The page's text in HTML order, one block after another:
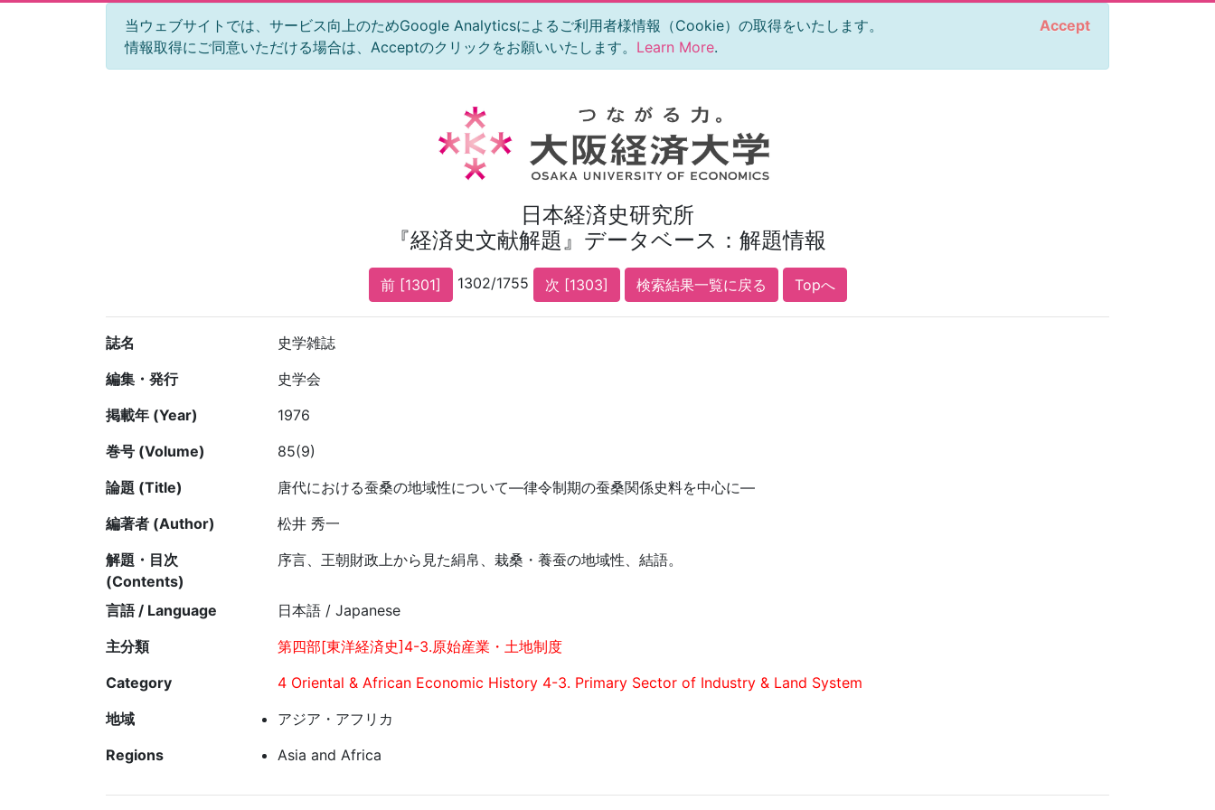
当ウェブサイトでは、サービス向上のためGoogle Analyticsによるご利用者様情報（Cookie）の取得をいたします。
情報取得にご同意いただける場合は、Acceptのクリックをお願いいたします。 Learn More.
Accept
日本経済史研究所
『経済史文献解題』データベース：解題情報
前 [1301] 1302/1755 次 [1303] 検索結果一覧に戻る Topへ
誌名
史学雑誌
編集・発行
史学会
掲載年 (Year)
1976
巻号 (Volume)
85(9)
論題 (Title)
唐代における蚕桑の地域性について—律令制期の蚕桑関係史料を中心に—
編著者 (Author)
松井 秀一
解題・目次
(Contents)
序言、王朝財政上から見た絹帛、栽桑・養蚕の地域性、結語。
言語 / Language
日本語 / Japanese
主分類
第四部[東洋経済史]4-3.原始産業・土地制度
Category
4 Oriental & African Economic History 4-3. Primary Sector of Industry & Land System
地域
アジア・アフリカ
Regions
Asia and Africa